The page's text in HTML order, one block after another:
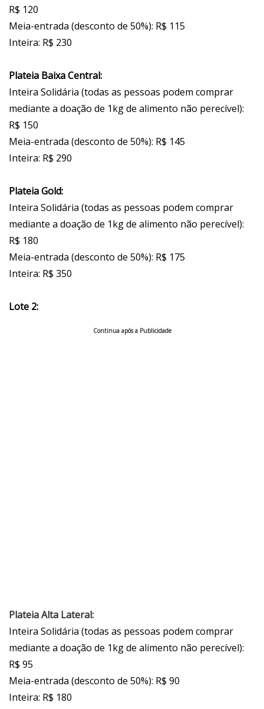
R$ 120
Meia-entrada (desconto de 50%): R$ 115
Inteira: R$ 230
Plateia Baixa Central:
Inteira Solidária (todas as pessoas podem comprar
mediante a doação de 1kg de alimento não perecível):
R$ 150
Meia-entrada (desconto de 50%): R$ 145
Inteira: R$ 290
Plateia Gold:
Inteira Solidária (todas as pessoas podem comprar
mediante a doação de 1kg de alimento não perecível):
R$ 180
Meia-entrada (desconto de 50%): R$ 175
Inteira: R$ 350
Lote 2:
Continua após a Publicidade
Plateia Alta Lateral:
Inteira Solidária (todas as pessoas podem comprar
mediante a doação de 1kg de alimento não perecível):
R$ 95
Meia-entrada (desconto de 50%): R$ 90
Inteira: R$ 180